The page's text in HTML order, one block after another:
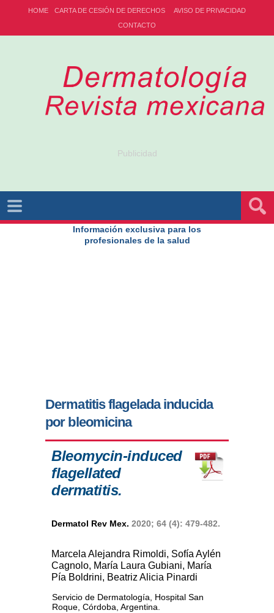
HOME CARTA DE CESIÓN DE DERECHOS
AVISO DE PRIVACIDAD
CONTACTO
Publicidad
Información exclusiva para los
profesionales de la salud
Dermatitis flagelada inducida
por bleomicina
Bleomycin-induced
flagellated
dermatitis.
Dermatol Rev Mex. 2020; 64 (4): 479-482.
Marcela Alejandra Rimoldi, Sofía Aylén
Cagnolo, María Laura Gubiani, María
Pía Boldrini, Beatriz Alicia Pinardi
Servicio de Dermatología, Hospital San
Roque, Córdoba, Argentina.